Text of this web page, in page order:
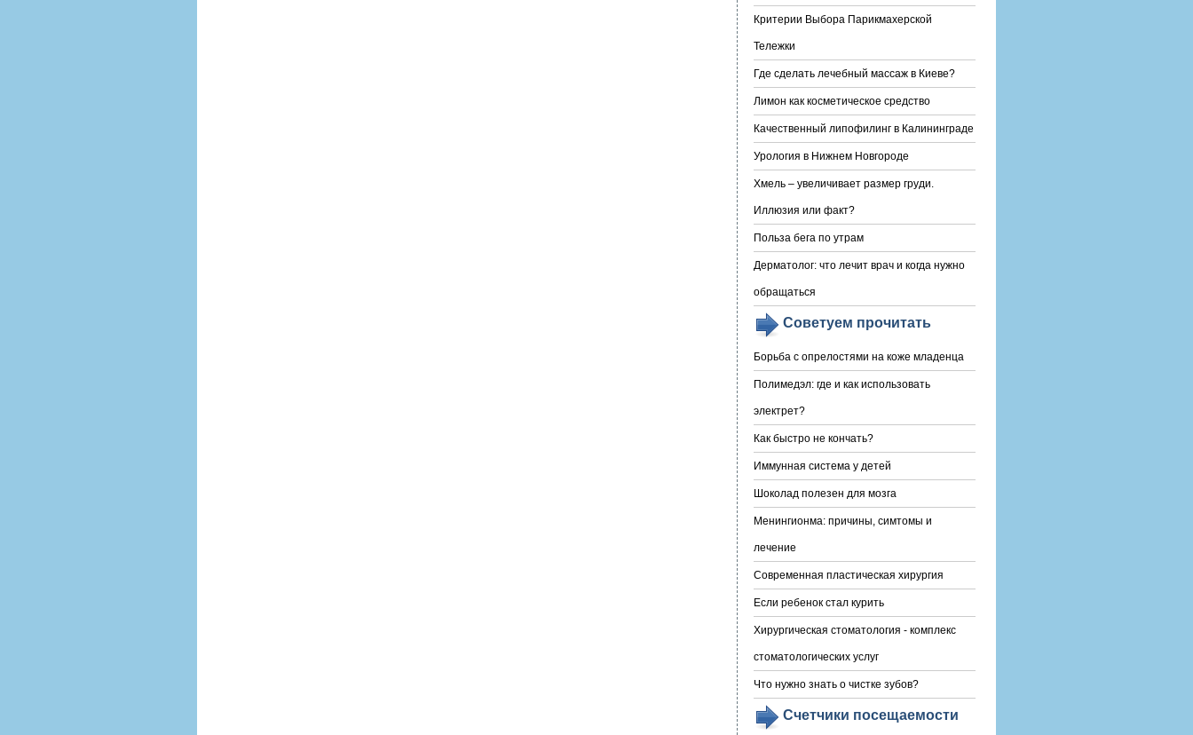
Критерии Выбора Парикмахерской
Тележки
Где сделать лечебный массаж в Киеве?
Лимон как косметическое средство
Качественный липофилинг в Калининграде
Урология в Нижнем Новгороде
Хмель – увеличивает размер груди.
Иллюзия или факт?
Польза бега по утрам
Дерматолог: что лечит врач и когда нужно
обращаться
Советуем прочитать
Борьба с опрелостями на коже младенца
Полимедэл: где и как использовать
электрет?
Как быстро не кончать?
Иммунная система у детей
Шоколад полезен для мозга
Менингионма: причины, симтомы и
лечение
Современная пластическая хирургия
Если ребенок стал курить
Хирургическая стоматология - комплекс
стоматологических услуг
Что нужно знать о чистке зубов?
Счетчики посещаемости